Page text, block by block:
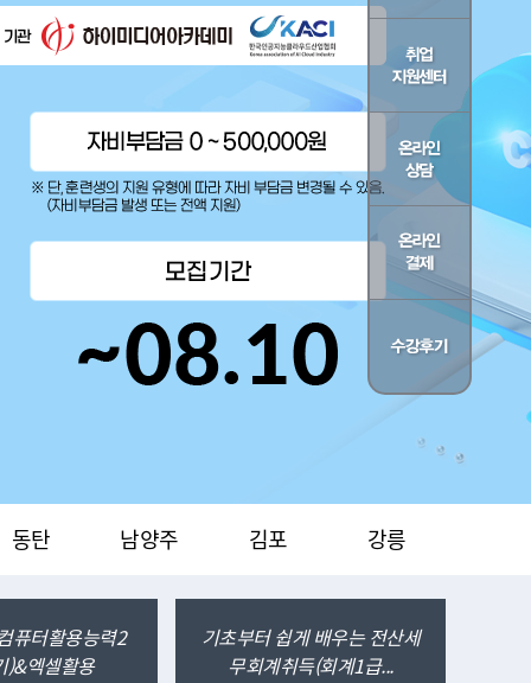
동탄 남양주 김포 강릉
의"
퓨터활용능력2
)&엑셀활용
"지점문의"
기초부터 쉽게 배우는 전산세
무회계취득(회계1급...